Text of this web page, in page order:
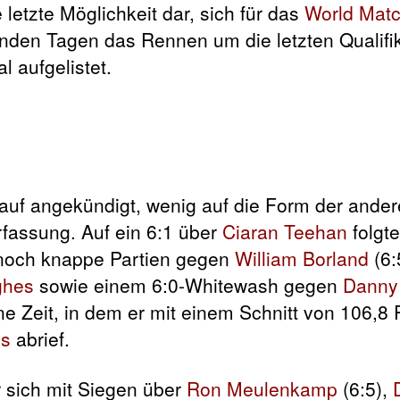
Möglichkeit dar, sich für das World
Tagen das Rennen um die letzten
aufgelistet.
angekündigt, wenig auf die Form der
Auf ein 6:1 über Ciaran Teehan
knappe Partien gegen William Borland
sowie einem 6:0-Whitewash gegen
Zeit, in dem er mit einem Schnitt von 106,8
abrief.
sich mit Siegen über Ron Meulenkamp (6:5),